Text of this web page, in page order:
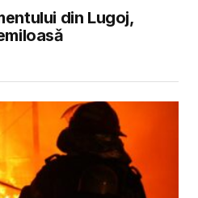
din Lugoj,